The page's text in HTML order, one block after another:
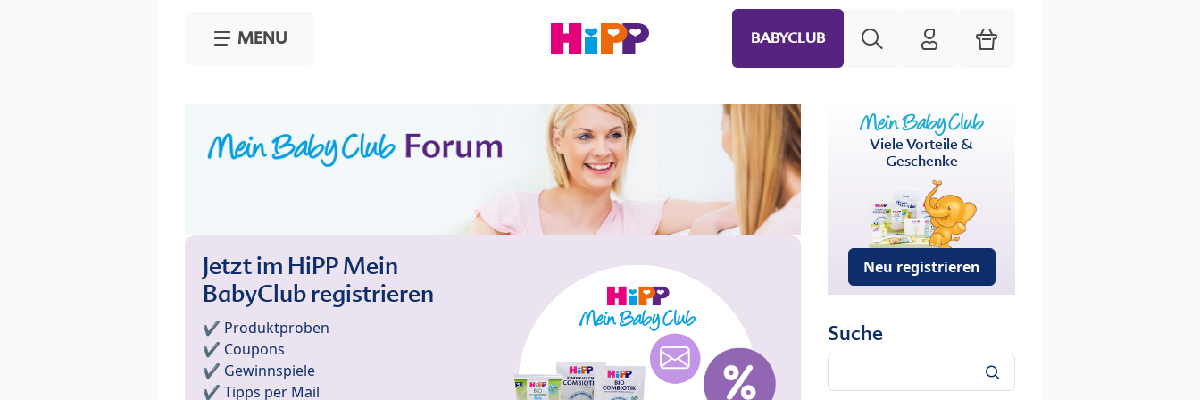
MENU BABYCLUB HiPP Mein Babyclub
Warenkorb
Jetzt im HiPP Mein
BabyClub registrieren
✔️ Produktproben
✔️ Coupons
✔️ Gewinnspiele
✔️ Tipps per Mail
Viele Vorteile &
Geschenke
Neu registrieren
Suche